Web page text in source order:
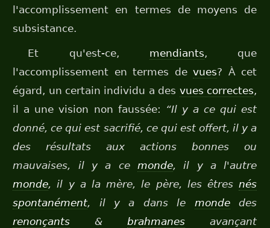
l'accomplissement en termes de moyens de
subsistance.
Et qu'est-ce, mendiants, que
l'accomplissement en termes devues? À cet
égard, un certain individu a des vues correctes,
il a une vision non faussée: “Il y a ce qui est
donné, ce qui est sacrifié, ce qui est offert, il y a
des résultats aux actions bonnes ou
mauvaises, il y a ce monde, il y a l'autre
monde, il y a la mère, le père, les êtresnés
spontanément, il y a dans le mondedes
renonçants &brahmanes avançant